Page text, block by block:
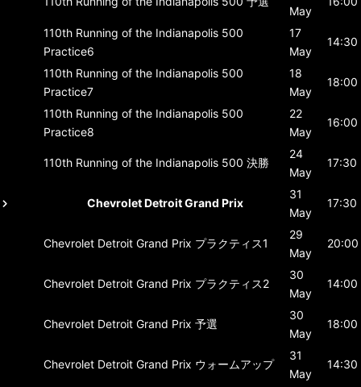
May
110th Running of the Indianapolis 500
Practice6
17
May
14:30
110th Running of the Indianapolis 500
Practice7
18
May
18:00
110th Running of the Indianapolis 500
Practice8
22
May
16:00
110th Running of the Indianapolis 500 決勝
24
May
17:30
Chevrolet Detroit Grand Prix
31
May
17:30
Chevrolet Detroit Grand Prix プラクティス1
29
May
20:00
Chevrolet Detroit Grand Prix プラクティス2
30
May
14:00
Chevrolet Detroit Grand Prix 予選
30
May
18:00
Chevrolet Detroit Grand Prix ウォームアップ
31
May
14:30